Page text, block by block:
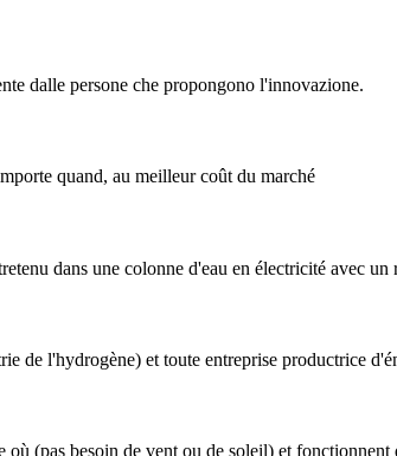
dalle persone che propongono l'innovazione.
quand, au meilleur coût du marché
dans une colonne d'eau en électricité avec un
de l'hydrogène) et toute entreprise productrice
où (pas besoin de vent ou de soleil) et